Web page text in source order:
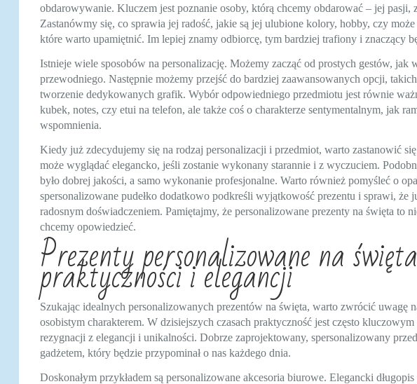
obdarowywanie. Kluczem jest poznanie osoby, którą chcemy obdarować – jej pasji,
Zastanówmy się, co sprawia jej radość, jakie są jej ulubione kolory, hobby, czy
które warto upamiętnić. Im lepiej znamy odbiorcę, tym bardziej trafiony i znaczący
Istnieje wiele sposobów na personalizację. Możemy zacząć od prostych gestów,
przewodniego. Następnie możemy przejść do bardziej zaawansowanych opcji,
tworzenie dedykowanych grafik. Wybór odpowiedniego przedmiotu jest równie
kubek, notes, czy etui na telefon, ale także coś o charakterze sentymentalnym, jak
wspomnienia.
Kiedy już zdecydujemy się na rodzaj personalizacji i przedmiot, warto zastanowić
może wyglądać elegancko, jeśli zostanie wykonany starannie i z wyczuciem.
było dobrej jakości, a samo wykonanie profesjonalne. Warto również pomyśleć o
spersonalizowane pudełko dodatkowo podkreśli wyjątkowość prezentu i sprawi, że
radosnym doświadczeniem. Pamiętajmy, że personalizowane prezenty na święta to
chcemy opowiedzieć.
Prezenty personalizowane na
praktyczności i elegancji
Szukając idealnych personalizowanych prezentów na święta, warto zwrócić uwagę
osobistym charakterem. W dzisiejszych czasach praktyczność jest często
rezygnacji z elegancji i unikalności. Dobrze zaprojektowany, spersonalizowany
gadżetem, który będzie przypominał o nas każdego dnia.
Doskonałym przykładem są personalizowane akcesoria biurowe. Elegancki